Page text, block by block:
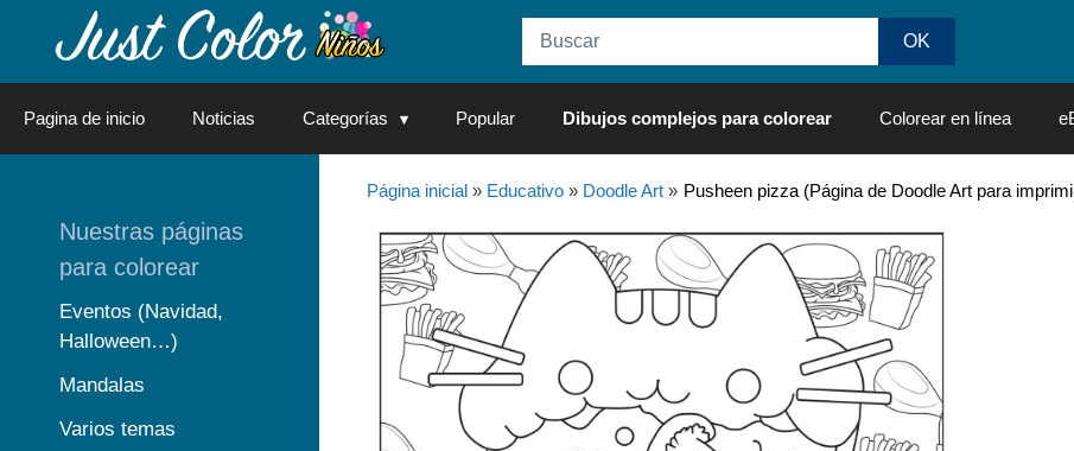
Pagina de inicio Noticias Categorías Popular Dibujos complejos para colorear Colorear en línea
Página inicial» Educativo» Doodle Art» Pusheen pizza (Página de Doodle Art para
Nuestras páginas
para colorear
Eventos (Navidad,
Halloween…)
Mandalas
Varios temas